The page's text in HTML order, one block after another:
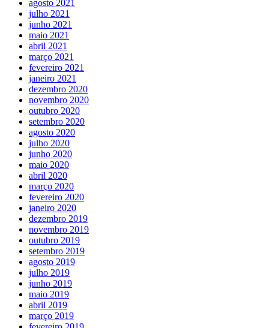
agosto 2021
julho 2021
junho 2021
maio 2021
abril 2021
março 2021
fevereiro 2021
janeiro 2021
dezembro 2020
novembro 2020
outubro 2020
setembro 2020
agosto 2020
julho 2020
junho 2020
maio 2020
abril 2020
março 2020
fevereiro 2020
janeiro 2020
dezembro 2019
novembro 2019
outubro 2019
setembro 2019
agosto 2019
julho 2019
junho 2019
maio 2019
abril 2019
março 2019